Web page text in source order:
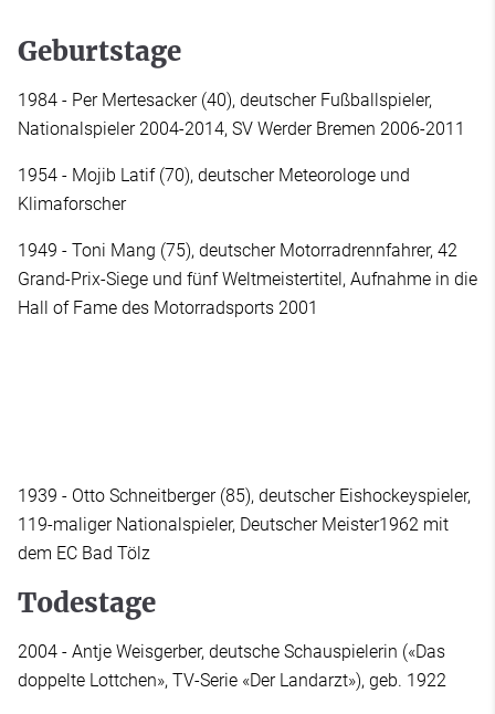
Geburtstage
1984 - Per Mertesacker (40), deutscher Fußballspieler,
Nationalspieler 2004-2014, SV Werder Bremen 2006-2011
1954 - Mojib Latif (70), deutscher Meteorologe und
Klimaforscher
1949 - Toni Mang (75), deutscher Motorradrennfahrer, 42
Grand-Prix-Siege und fünf Weltmeistertitel, Aufnahme in die
Hall of Fame des Motorradsports 2001
1939 - Otto Schneitberger (85), deutscher Eishockeyspieler,
119-maliger Nationalspieler, Deutscher Meister1962 mit
dem EC Bad Tölz
Todestage
2004 - Antje Weisgerber, deutsche Schauspielerin («Das
doppelte Lottchen», TV-Serie «Der Landarzt»), geb. 1922